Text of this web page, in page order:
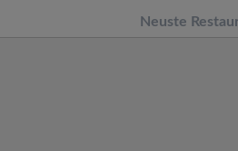
Neuste